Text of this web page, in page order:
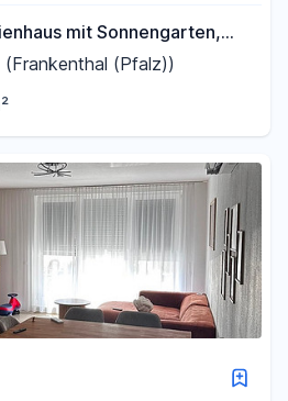
mit Sonnengarten,
(Pfalz))